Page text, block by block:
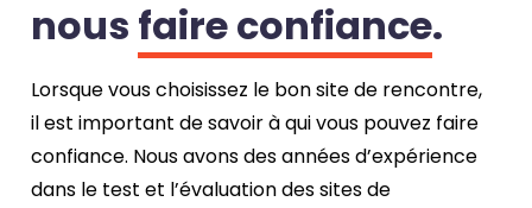
nous faire confiance.
Lorsque vous choisissez le bon site de rencontre,
il est important de savoir à qui vous pouvez faire
confiance. Nous avons des années d’expérience
dans le test et l’évaluation des sites de